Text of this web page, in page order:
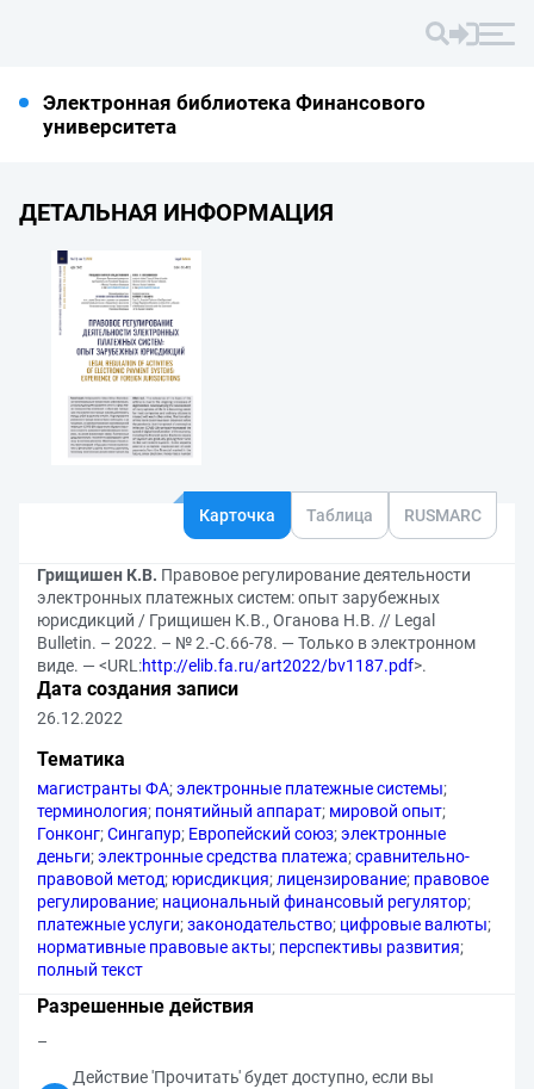
Электронная библиотека Финансового
университета
ДЕТАЛЬНАЯ ИНФОРМАЦИЯ
Карточка Таблица RUSMARC
Грищишен К.В. Правовое регулирование деятельности
электронных платежных систем: опыт зарубежных
юрисдикций / Грищишен К.В., Оганова Н.В. // Legal
Bulletin. – 2022. – № 2.-С.66-78. — Только в электронном
виде. — <URL:http://elib.fa.ru/art2022/bv1187.pdf>.
Дата создания записи
26.12.2022
Тематика
магистранты ФА;электронные платежные системы;
терминология; понятийный аппарат; мировой опыт;
Гонконг;Сингапур; Европейский союз;электронные
деньги;электронные средства платежа;сравнительно-
правовой метод; юрисдикция;лицензирование; правовое
регулирование; национальный финансовый регулятор;
платежные услуги;законодательство; цифровые валюты;
нормативные правовые акты; перспективы развития;
полный текст
Разрешенные действия
–
Действие 'Прочитать' будет доступно, если вы